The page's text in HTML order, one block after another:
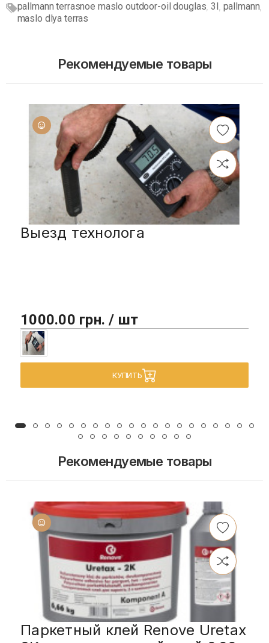
pallmann terrasnoe maslo outdoor-oil douglas ,3l pallmann
maslo dlya terras
Рекомендуемые товары
Выезд технолога
1000.00 грн. / шт
КУПИТЬ
Рекомендуемые товары
Паркетный клей Renove Uretax